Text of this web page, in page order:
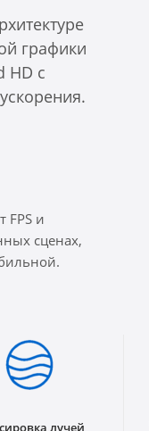
графики
HD с
FPS и
сценах,
лучей